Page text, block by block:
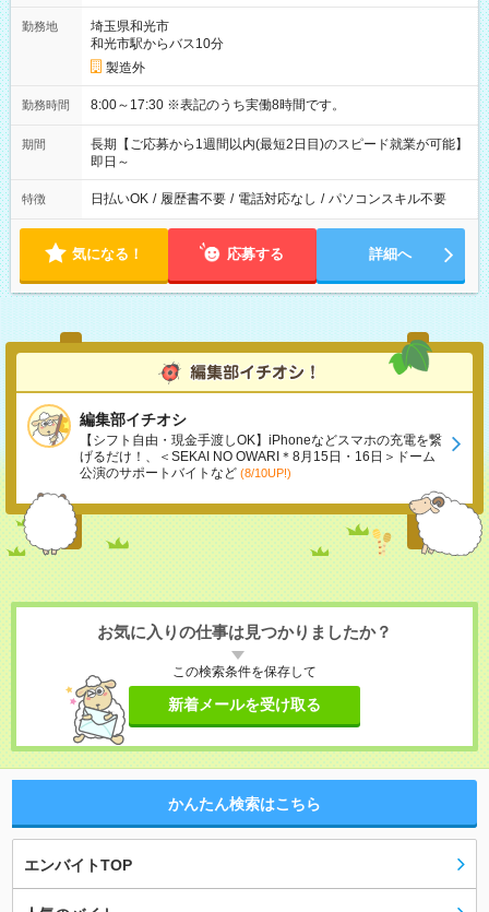
勤務地
埼玉県和光市
和光市駅からバス10分
製造外
勤務時間 8:00～17:30 ※表記のうち実働8時間です。
期間
長期【ご応募から1週間以内(最短2日目)のスピード就業が可能】
即日～
特徴 日払いOK / 履歴書不要 / 電話対応なし / パソコンスキル不要
気になる！ 応募する 詳細へ
編集部イチオシ
【シフト自由・現金手渡しOK】iPhoneなどスマホの充電を繋
げるだけ！、＜SEKAI NO OWARI＊8月15日・16日＞ドーム
公演のサポートバイトなど (8/10UP!)
お気に入りの仕事は見つかりましたか？
この検索条件を保存して
新着メールを受け取る
かんたん検索はこちら
エンバイトTOP